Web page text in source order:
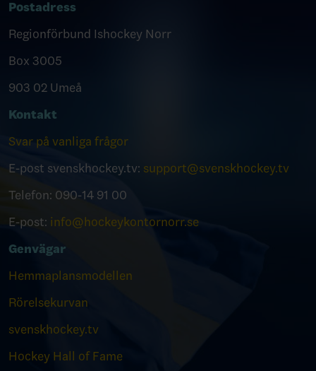
Postadress
Regionförbund Ishockey Norr
Box 3005
903 02 Umeå
Kontakt
Svar på vanliga frågor
E-post svenskhockey.tv: support@svenskhockey.tv
Telefon: 090-14 91 00
E-post: info@hockeykontornorr.se
Genvägar
Hemmaplansmodellen
Rörelsekurvan
svenskhockey.tv
Hockey Hall of Fame